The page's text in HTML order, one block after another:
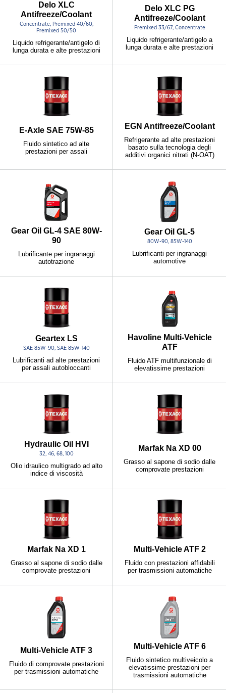
Delo XLC
Antifreeze/Coolant
Concentrate, Premixed 40/60,
Premixed 50/50
Liquido refrigerante/antigelo di
lunga durata e alte prestazioni
Delo XLC PG
Antifreeze/Coolant
Premixed 33/67, Concentrate
Liquido refrigerante/antigelo a
lunga durata e alte prestazioni
E-Axle SAE 75W-85
Fluido sintetico ad alte
prestazioni per assali
EGN Antifreeze/Coolant
Refrigerante ad alte prestazioni
basato sulla tecnologia degli
additivi organici nitrati (N-OAT)
Gear Oil GL-4 SAE 80W-
90
Lubrificante per ingranaggi
autotrazione
Gear Oil GL-5
80W-90, 85W-140
Lubrificanti per ingranaggi
automotive
Geartex LS
SAE 85W-90, SAE 85W-140
Lubrificanti ad alte prestazioni
per assali autobloccanti
Havoline Multi-Vehicle
ATF
Fluido ATF multifunzionale di
elevatissime prestazioni
Hydraulic Oil HVI
32, 46, 68, 100
Olio idraulico multigrado ad alto
indice di viscosità
Marfak Na XD 00
Grasso al sapone di sodio dalle
comprovate prestazioni
Marfak Na XD 1
Grasso al sapone di sodio dalle
comprovate prestazioni
Multi-Vehicle ATF 2
Fluido con prestazioni affidabili
per trasmissioni automatiche
Multi-Vehicle ATF 3
Fluido di comprovate prestazioni
per trasmissioni automatiche
Multi-Vehicle ATF 6
Fluido sintetico multiveicolo a
elevatissime prestazioni per
trasmissioni automatiche